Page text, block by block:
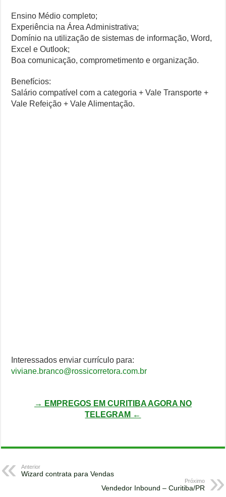
Ensino Médio completo;
Experiência na Área Administrativa;
Domínio na utilização de sistemas de informação, Word,
Excel e Outlook;
Boa comunicação, comprometimento e organização.
Benefícios:
Salário compatível com a categoria + Vale Transporte +
Vale Refeição + Vale Alimentação.
Interessados enviar currículo para:
viviane.branco@rossicorretora.com.br
→ EMPREGOS EM CURITIBA AGORA NO
TELEGRAM ←
Anterior
Wizard contrata para Vendas
Próximo
Vendedor Inbound – Curitiba/PR